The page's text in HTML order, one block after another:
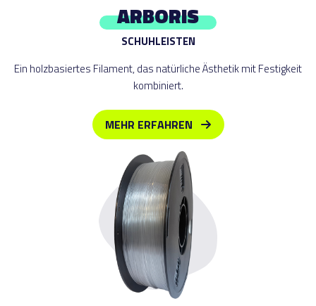
ARBORIS
SCHUHLEISTEN
Ein holzbasiertes Filament, das natürliche Ästhetik mit Festigkeit
kombiniert.
MEHR ERFAHREN